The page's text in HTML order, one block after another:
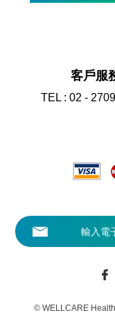
客戶服
TEL : 02 -
© WELLCARE